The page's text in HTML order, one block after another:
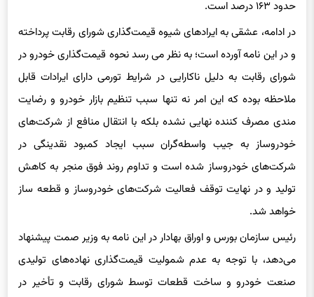
در ادامه، عشقی به ایرادهای شیوه قیمت‌گذاری شورای رقابت پرداخته
و در این نامه آورده است؛ به نظر می رسد نحوه قیمت‌گذاری خودرو در
شورای رقابت به دلیل ناکارایی در شرایط تورمی دارای ایرادات قابل
ملاحظه بوده که این امر نه تنها سبب تنظیم بازار خودرو و رضایت
مندی مصرف کننده نهایی نشده بلکه با انتقال منافع از شرکت‌های
خودروساز به جیب واسطه‌گران سبب ایجاد کمبود نقدینگی در
شرکت‌های خودروساز شده است و تداوم روند فوق منجر به کاهش
تولید و در نهایت توقف فعالیت شرکت‌های خودروساز و قطعه ساز
خواهد شد.
رئیس سازمان بورس و اوراق بهادار در این نامه به وزیر صمت پیشنهاد
می‌دهد، با توجه به عدم شمولیت قیمت‌گذاری نهاده‌های تولیدی
صنعت خودرو و ساخت قطعات توسط شورای رقابت و تأخیر در
اعطای مجوز افزایش نرخ در شرایط تورمی، موضوع قیمت‌گذاری